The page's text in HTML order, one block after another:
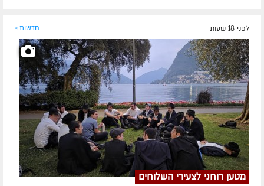
לפני 18 שעות חדשות »
מטען רוחני לצעירי השלוחים